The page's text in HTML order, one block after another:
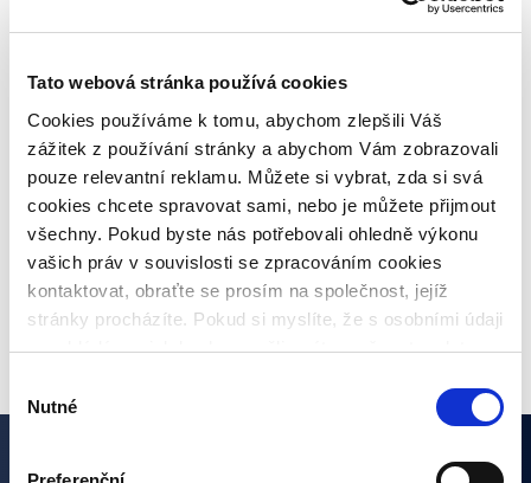
Tato webová stránka používá cookies
Cookies používáme k tomu, abychom zlepšili Váš
zážitek z používání stránky a abychom Vám zobrazovali
pouze relevantní reklamu. Můžete si vybrat, zda si svá
cookies chcete spravovat sami, nebo je můžete přijmout
všechny. Pokud byste nás potřebovali ohledně výkonu
vašich práv v souvislosti se zpracováním cookies
kontaktovat, obraťte se prosím na společnost, jejíž
stránky procházíte. Pokud si myslíte, že s osobními údaji
nenakládáme, jak bychom měli, máte možnost podat
však rádi, pokud se nejdříve obrátíte přímo na nás a
budeme tak moct Váš požadavek obratem vyřešit. Svoje
nastavení můžete kdykoliv změnit v zápatí stránky
souhlasu
Nutné
Pravidelné informace o poskytovatelích
Co je inflace, jaké jsou druhy a jaká bude
meziroční inflace?
VŠECHNY ČLÁNKY